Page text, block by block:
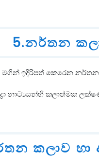
5.නර්තන
මගින් ඉදිරිපත් කෙරෙන
නාට්‍යයන්හි කලාත්මක
කලාව